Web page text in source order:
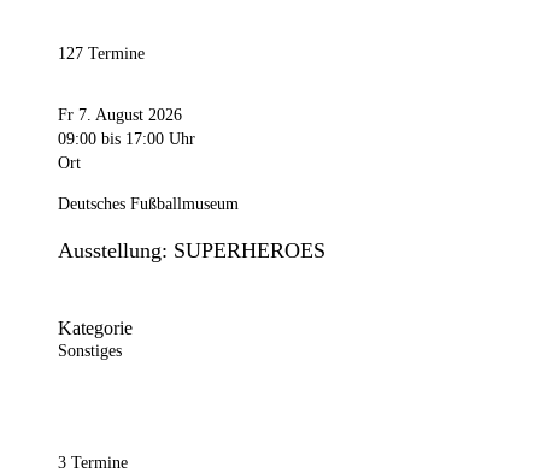
127 Termine
Fr 7. August 2026
09:00 bis 17:00 Uhr
Ort
Deutsches Fußballmuseum
Ausstellung: SUPERHEROES
Kategorie
Sonstiges
3 Termine